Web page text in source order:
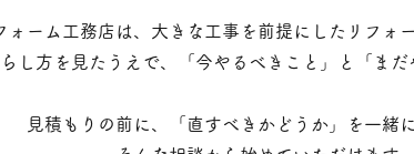
ォーム工務店は、大きな工事を前提にしたリフォ
し方を見たうえで、「今やるべきこと」と「まだ
見積もりの前に、「直すべきかどうか」を一緒